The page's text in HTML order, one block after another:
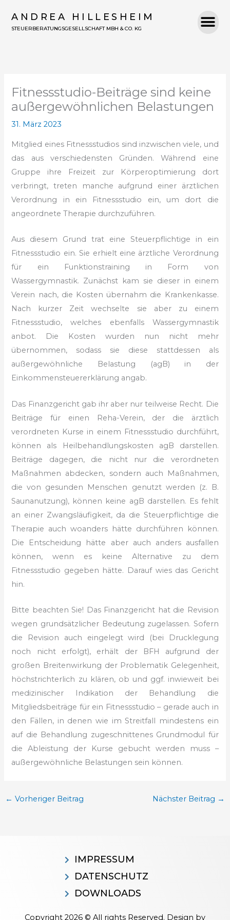
InhaltANDREA HILLESHEIM
STEUERBERATUNGSGESELLSCHAFT MBH & CO. KG
Fitnessstudio-Beiträge sind keine
außergewöhnlichen Belastungen
31. März 2023
Mitglied eines Fitnessstudios sind inzwischen viele, und
das aus verschiedensten Gründen. Während eine
Gruppe ihre Freizeit zur Körperoptimierung dort
verbringt, treten manche aufgrund einer ärztlichen
Verordnung in ein Fitnessstudio ein, um dort die
angeordnete Therapie durchzuführen.
Aus diesem Grund trat eine Steuerpflichtige in ein
Fitnessstudio ein. Sie erhielt eine ärztliche Verordnung
für ein Funktionstraining in Form von
Wassergymnastik. Zunächst kam sie dieser in einem
Verein nach, die Kosten übernahm die Krankenkasse.
Nach kurzer Zeit wechselte sie aber zu einem
Fitnessstudio, welches ebenfalls Wassergymnastik
anbot. Die Kosten wurden nun nicht mehr
übernommen, sodass sie diese stattdessen als
außergewöhnliche Belastung (agB) in der
Einkommensteuererklärung angab.
Das Finanzgericht gab ihr aber nur teilweise Recht. Die
Beiträge für einen Reha-Verein, der die ärztlich
verordneten Kurse in einem Fitnessstudio durchführt,
können als Heilbehandlungskosten agB darstellen.
Beiträge dagegen, die nicht nur die verordneten
Maßnahmen abdecken, sondern auch Maßnahmen,
die von gesunden Menschen genutzt werden (z. B.
Saunanutzung), können keine agB darstellen. Es fehlt
an einer Zwangsläufigkeit, da die Steuerpflichtige die
Therapie auch woanders hätte durchführen können.
Die Entscheidung hätte aber auch anders ausfallen
können, wenn es keine Alternative zu dem
Fitnessstudio gegeben hätte. Darauf wies das Gericht
hin.
Bitte beachten Sie! Das Finanzgericht hat die Revision
wegen grundsätzlicher Bedeutung zugelassen. Sofern
die Revision auch eingelegt wird (bei Drucklegung
noch nicht erfolgt), erhält der BFH aufgrund der
großen Breitenwirkung der Problematik Gelegenheit,
höchstrichterlich zu klären, ob und ggf. inwieweit bei
medizinischer Indikation der Behandlung die
Mitgliedsbeiträge für ein Fitnessstudio – gerade auch in
den Fällen, in denen wie im Streitfall mindestens ein
auf die Behandlung zugeschnittenes Grundmodul für
die Ableistung der Kurse gebucht werden muss –
außergewöhnliche Belastungen sein können.
← Vorheriger Beitrag Nächster Beitrag →
IMPRESSUM
DATENSCHUTZ
DOWNLOADS
Copyright 2026 © All rights Reserved. Design by